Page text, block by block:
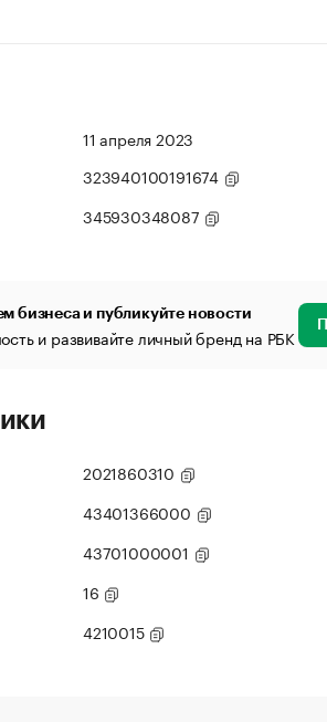
11 апреля 2023
323940100191674
345930348087
бизнеса и публикуйте новости
и развивайте личный бренд на РБК
2021860310
43401366000
43701000001
16
4210015